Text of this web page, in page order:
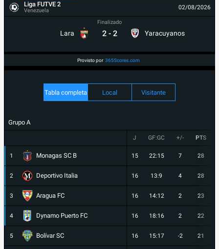
Liga FUTVE 2
Venezuela 02/08/2026
Lara
Finalizado
2 - 2 Yaracuyanos
Provisto por 365Scores.com
Tabla completa Local Visitante
Grupo A
J GF:GC +/- PTS
1 Monagas SC B 15 22:15 7 28
2 Deportivo Italia 16 13:9 4 28
3 Aragua FC 16 14:12 2 23
4 Dynamo Puerto FC 16 18:16 2 22
5 Bolívar SC 16 15:17 -2 21